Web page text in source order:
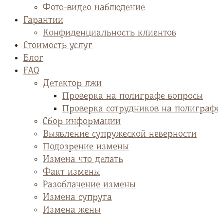
Фото-видео наблюдение
Гарантии
Конфиденциальность клиентов
Стоимость услуг
Блог
FAQ
Детектор лжи
Проверка на полиграфе вопросы
Проверка сотрудников на
Сбор информации
Выявление супружеской неверности
Подозрение измены
Измена что делать
Факт измены
Разоблачение измены
Измена супруга
Измена жены